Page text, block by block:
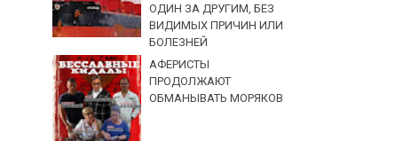
ОДИН ЗА ДРУГИМ, БЕЗ
ВИДИМЫХ ПРИЧИН ИЛИ
БОЛЕЗНЕЙ
АФЕРИСТЫ
ПРОДОЛЖАЮТ
ОБМАНЫВАТЬ МОРЯКОВ